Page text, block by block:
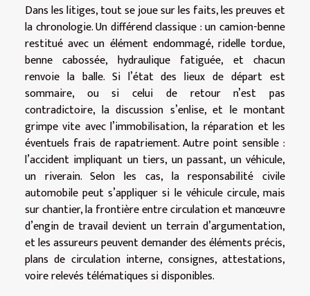
Dans les litiges, tout se joue sur les faits, les preuves et
la chronologie. Un différend classique : un camion-benne
restitué avec un élément endommagé, ridelle tordue,
benne cabossée, hydraulique fatiguée, et chacun
renvoie la balle. Si l’état des lieux de départ est
sommaire, ou si celui de retour n’est pas
contradictoire, la discussion s’enlise, et le montant
grimpe vite avec l’immobilisation, la réparation et les
éventuels frais de rapatriement. Autre point sensible :
l’accident impliquant un tiers, un passant, un véhicule,
un riverain. Selon les cas, la responsabilité civile
automobile peut s’appliquer si le véhicule circule, mais
sur chantier, la frontière entre circulation et manœuvre
d’engin de travail devient un terrain d’argumentation,
et les assureurs peuvent demander des éléments précis,
plans de circulation interne, consignes, attestations,
voire relevés télématiques si disponibles.